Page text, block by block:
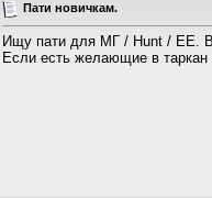
Пати новичкам.
Ищу пати для МГ / Hunt / EE.
Если есть желающие в таркан